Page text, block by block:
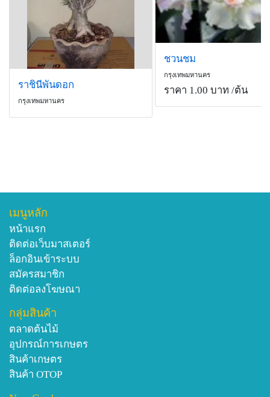
ราชินีพันดอก
กรุงเทพมหานคร
ชวนชม
กรุงเทพมหานคร
ราคา 1.00 บาท /ต้น
เมนูหลัก
หน้าแรก
ติดต่อเว็บมาสเตอร์
ล็อกอินเข้าระบบ
สมัครสมาชิก
ติดต่อลงโฆษณา
กลุ่มสินค้า
ตลาดต้นไม้
อุปกรณ์การเกษตร
สินค้าเกษตร
สินค้า OTOP